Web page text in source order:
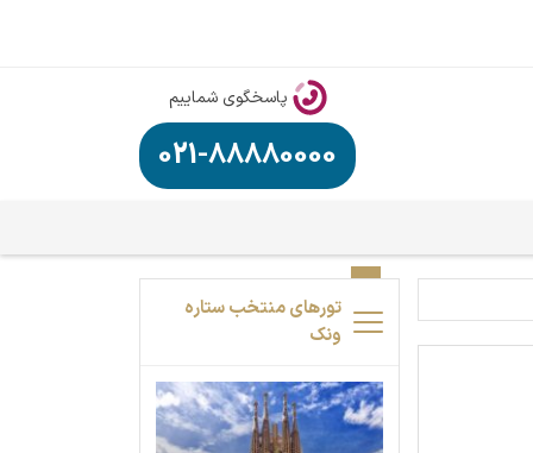
پاسخگوی شماییم
021-88880000
تورهای منتخب ستاره
ونک